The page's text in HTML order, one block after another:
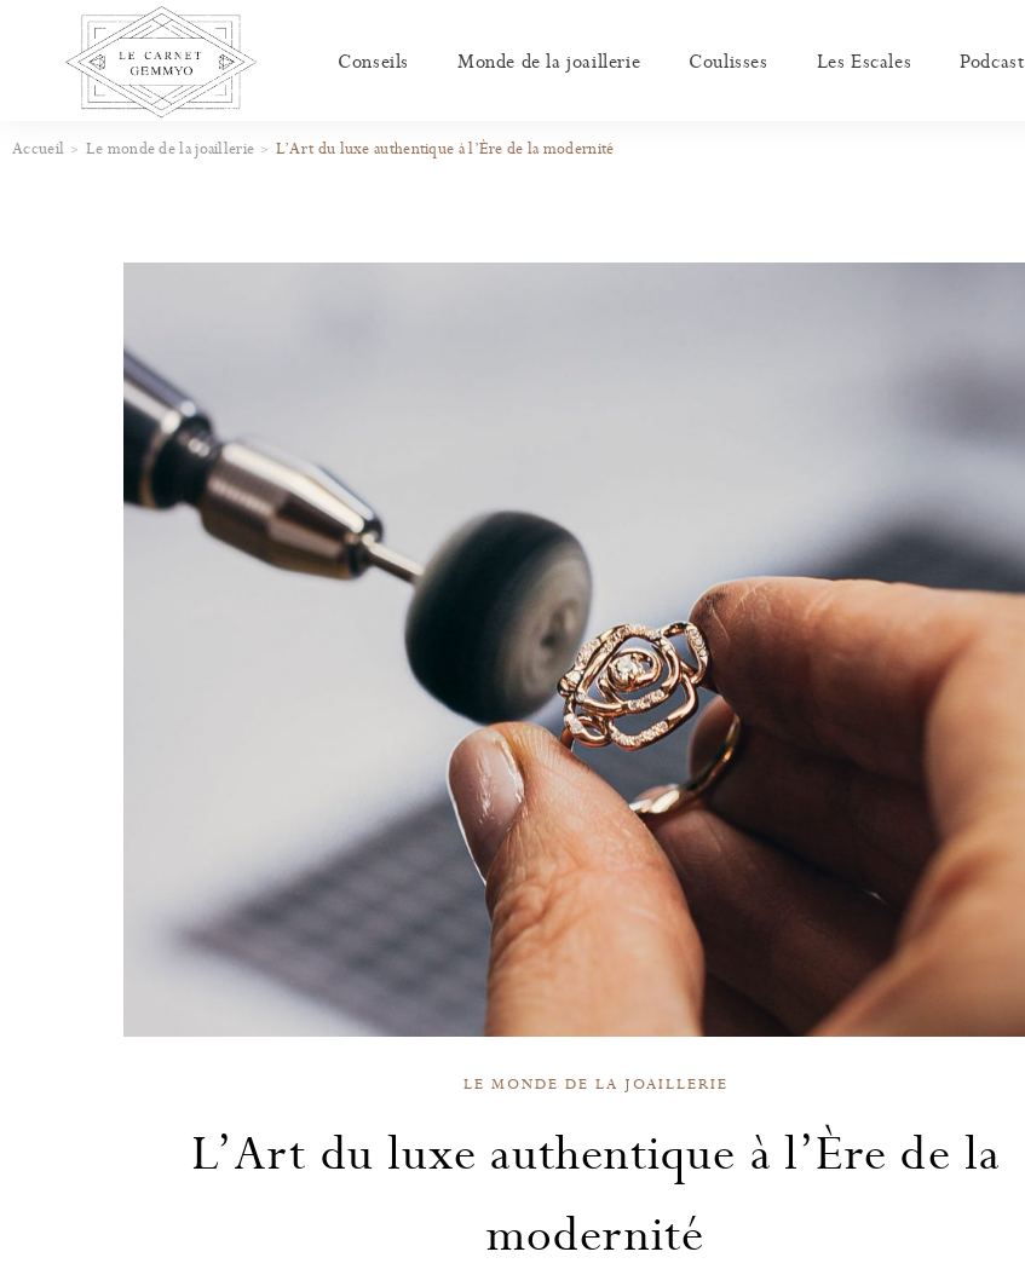
Conseils Monde de la joaillerie Coulisses Les Escales Podcast
Accueil Le monde de la joaillerie L’Art du luxe authentique à l’Ère de la modernité
LE MONDE DE LA JOAILLERIE
L’Art du luxe authentique à l’Ère de la
modernité